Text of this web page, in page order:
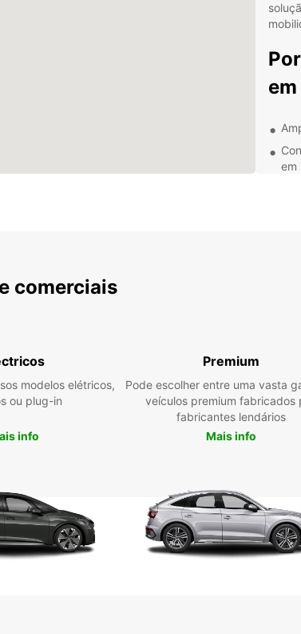
em
Entre
ou
para
comerciais
modelos elétricos,
ou plug-in
info
Premium
Pode escolher entre uma vasta
veículos premium fabricados
fabricantes lendários
Mais info